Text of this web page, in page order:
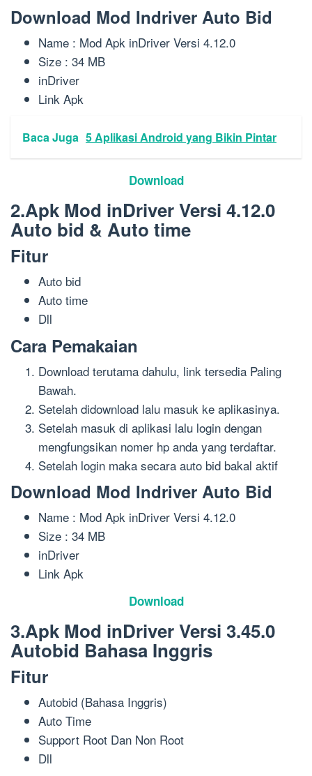
Download Mod Indriver Auto Bid
Name : Mod Apk inDriver Versi 4.12.0
Size : 34 MB
inDriver
Link Apk
Baca Juga 5 Aplikasi Android yang Bikin Pintar
Download
2.Apk Mod inDriver Versi 4.12.0
Auto bid & Auto time
Fitur
Auto bid
Auto time
Dll
Cara Pemakaian
Download terutama dahulu, link tersedia Paling
Bawah.
Setelah didownload lalu masuk ke aplikasinya.
Setelah masuk di aplikasi lalu login dengan
mengfungsikan nomer hp anda yang terdaftar.
Setelah login maka secara auto bid bakal aktif
Download Mod Indriver Auto Bid
Name : Mod Apk inDriver Versi 4.12.0
Size : 34 MB
inDriver
Link Apk
Download
3.Apk Mod inDriver Versi 3.45.0
Autobid Bahasa Inggris
Fitur
Autobid (Bahasa Inggris)
Auto Time
Support Root Dan Non Root
Dll